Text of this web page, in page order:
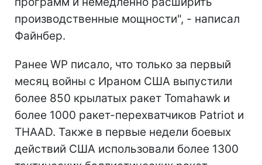
производственные мощности", - написал
Файнбер.
Ранее WP писало, что только за первый
месяц войны с Ираном США выпустили
более 850 крылатых ракет Tomahawk и
более 1000 ракет-перехватчиков Patriot и
THAAD. Также в первые недели боевых
действий США использовали более 1300